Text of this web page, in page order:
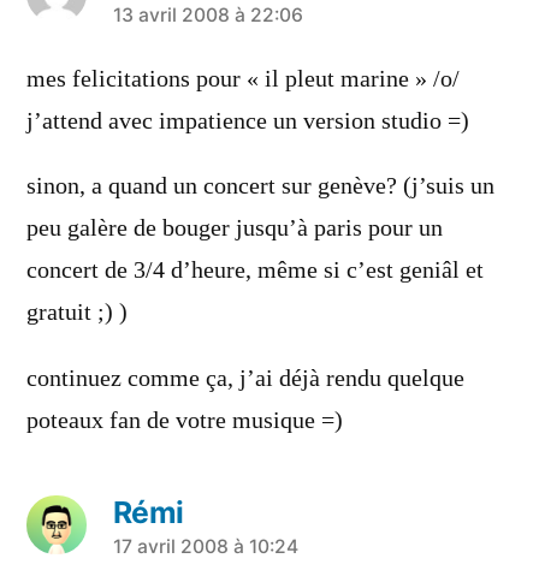
a
dit :
13 avril 2008 à 22:06
mes felicitations pour « il pleut marine » /o/
j’attend avec impatience un version studio =)
sinon, a quand un concert sur genève? (j’suis un
peu galère de bouger jusqu’à paris pour un
concert de 3/4 d’heure, même si c’est geniâl et
gratuit ;) )
continuez comme ça, j’ai déjà rendu quelque
poteaux fan de votre musique =)
Rémi
a
17 avril 2008 à 10:24